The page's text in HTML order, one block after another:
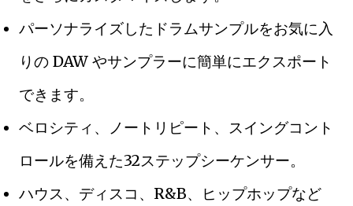
パーソナライズしたドラムサンプルをお気に入
りの DAW やサンプラーに簡単にエクスポート
できます。
ベロシティ、ノートリピート、スイングコント
ロールを備えた32ステップシーケンサー。
ハウス、ディスコ、R&B、ヒップホップなど